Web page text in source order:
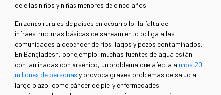
de ellas niños y niñas menores de cinco años.
En zonas rurales de países en desarrollo, la falta de
infraestructuras básicas de saneamiento obliga a las
comunidades a depender de ríos, lagos y pozos contaminados.
En Bangladesh, por ejemplo, muchas fuentes de agua están
contaminadas con arsénico, un problema que afecta a unos 20
millones de personas y provoca graves problemas de salud a
largo plazo, como cáncer de piel y enfermedades